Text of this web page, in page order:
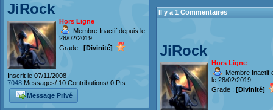
JiRock
Hors Ligne
Membre Inactif depuis le
28/02/2019
Grade : [Divinité]
Inscrit le 07/11/2008
7048 Messages/ 10 Contributions/ 0 Pts
Message Privé
Il y a 1 Commentaires
JiRock
Hors Ligne
Membre Inactif
le 28/02/2019
Grade : [Divinité]